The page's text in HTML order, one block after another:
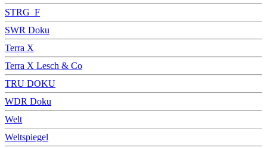
STRG_F
SWR Doku
Terra X
Terra X Lesch & Co
TRU DOKU
WDR Doku
Welt
Weltspiegel